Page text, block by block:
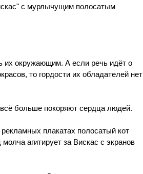
с мурлычущим полосатым
их окружающим. А если речь идёт о
то гордости их обладателей нет
больше покоряют сердца людей.
плакатах полосатый кот
агитирует за Вискас с экранов